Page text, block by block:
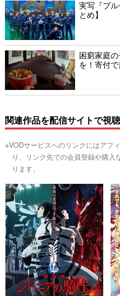
実写『ブ
とめ】
困窮家庭
を！寄付
関連作品を配信サイトで視聴
※VODサービスへのリンクにはアフ
り、リンク先での会員登録や購入
ります。